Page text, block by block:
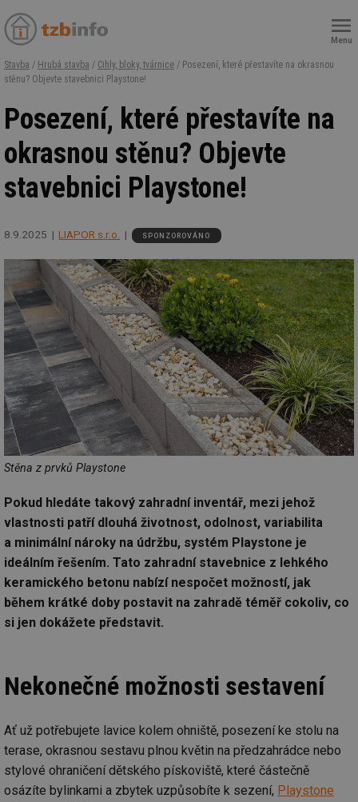
Menu
Stavba / Hrubá stavba / Cihly, bloky, tvárnice / Posezení, které přestavíte na okrasnou
stěnu? Objevte stavebnici Playstone!
Posezení, které přestavíte na
okrasnou stěnu? Objevte
stavebnici Playstone!
8.9.2025 LIAPOR s.r.o. SPONZOROVÁNO
Stěna z prvků Playstone
Pokud hledáte takový zahradní inventář, mezi jehož
vlastnosti patří dlouhá životnost, odolnost, variabilita
a minimální nároky na údržbu, systém Playstone je
ideálním řešením. Tato zahradní stavebnice z lehkého
keramického betonu nabízí nespočet možností, jak
během krátké doby postavit na zahradě téměř cokoliv, co
si jen dokážete představit.
Nekonečné možnosti sestavení
Ať už potřebujete lavice kolem ohniště, posezení ke stolu na
terase, okrasnou sestavu plnou květin na předzahrádce nebo
stylové ohraničení dětského pískoviště, které částečně
osázíte bylinkami a zbytek uzpůsobíte k sezení, Playstone